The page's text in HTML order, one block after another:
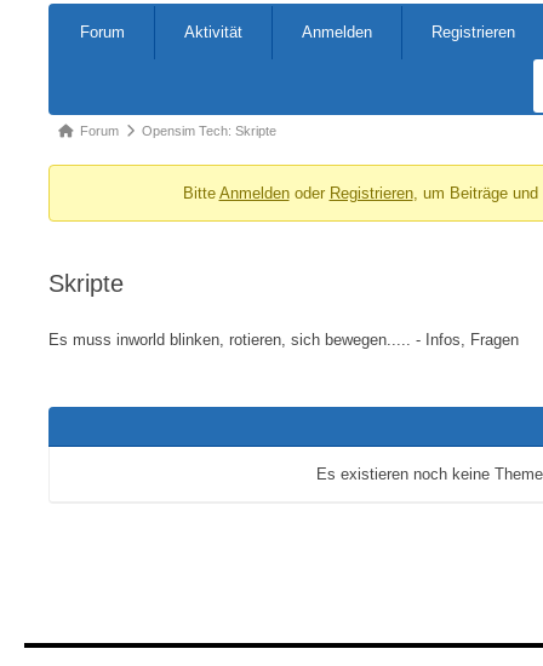
Navigation
Forum Aktivität Anmelden Registrieren
Forum-
Du
hier:
Forum Opensim Tech: Skripte
Bitte Anmeldenoder Registrieren, um Beiträge
Skripte
Es muss inworld blinken, rotieren, sich bewegen..... - Infos, Fragen
Es existieren noch keine